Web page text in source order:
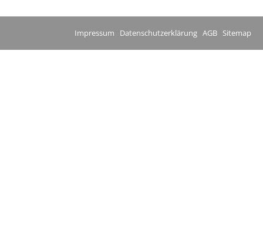
Impressum Datenschutzerklärung AGB Sitemap